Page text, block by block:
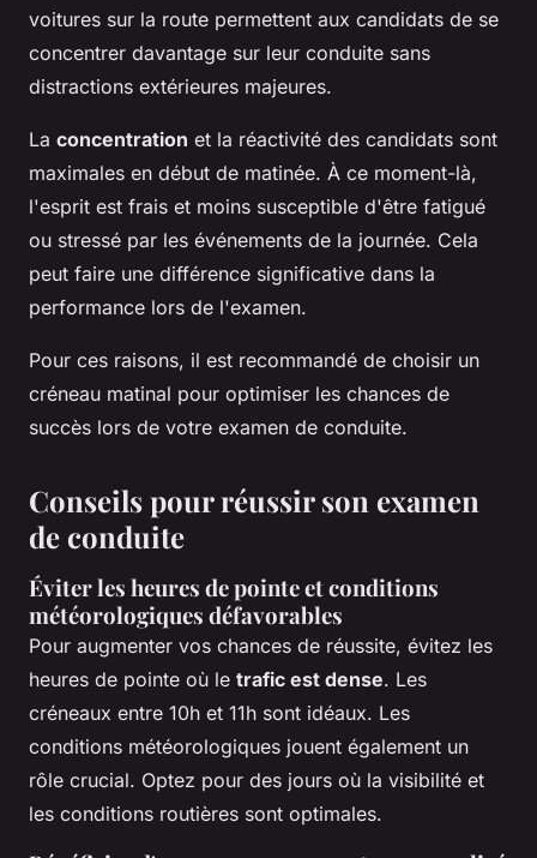
voitures sur la route permettent aux candidats de se
concentrer davantage sur leur conduite sans
distractions extérieures majeures.
La concentration et la réactivité des candidats sont
maximales en début de matinée. À ce moment-là,
l'esprit est frais et moins susceptible d'être fatigué
ou stressé par les événements de la journée. Cela
peut faire une différence significative dans la
performance lors de l'examen.
Pour ces raisons, il est recommandé de choisir un
créneau matinal pour optimiser les chances de
succès lors de votre examen de conduite.
Conseils pour réussir son examen
de conduite
Éviter les heures de pointe et conditions
météorologiques défavorables
Pour augmenter vos chances de réussite, évitez les
heures de pointe où le trafic est dense. Les
créneaux entre 10h et 11h sont idéaux. Les
conditions météorologiques jouent également un
rôle crucial. Optez pour des jours où la visibilité et
les conditions routières sont optimales.